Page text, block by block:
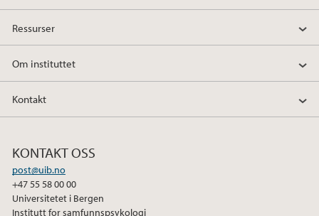
Ressurser
Om instituttet
Kontakt
KONTAKT OSS
post@uib.no
+47 55 58 00 00
Universitetet i Bergen
Institutt for samfunnspsykologi